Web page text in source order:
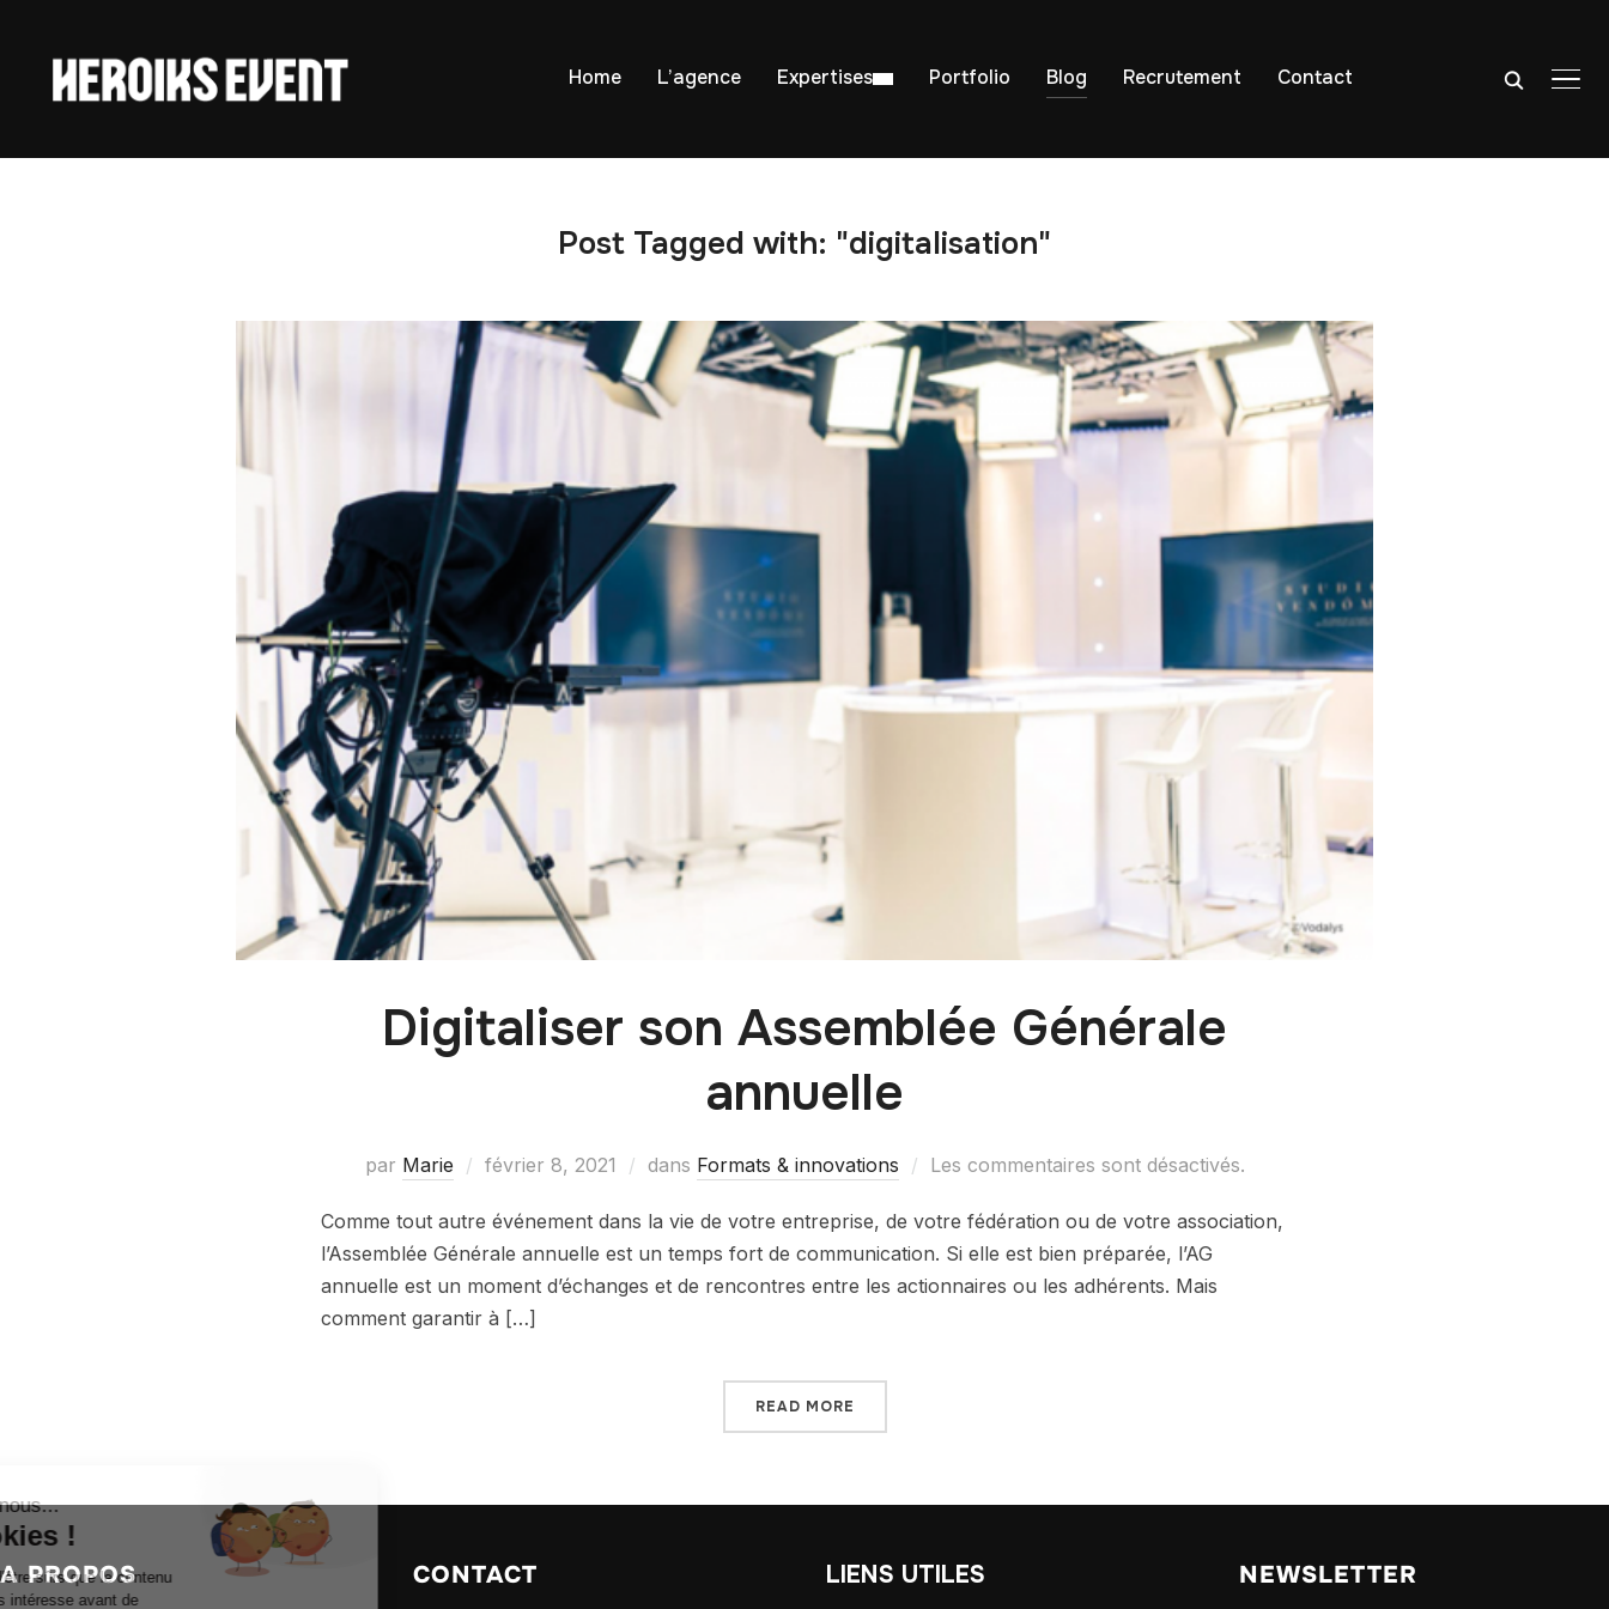
Home L’agence Expertises Portfolio Blog Recrutement Contact
Post Tagged with: "digitalisation"
Digitaliser son Assemblée Générale
annuelle
par Marie février 8, 2021 dans Formats & innovations Les commentaires sont désactivés.
Comme tout autre événement dans la vie de votre entreprise, de votre fédération ou de votre association,
l’Assemblée Générale annuelle est un temps fort de communication. Si elle est bien préparée, l’AG
annuelle est un moment d’échanges et de rencontres entre les actionnaires ou les adhérents. Mais
comment garantir à […]
READ MORE
A PROPOS CONTACT LIENS UTILES NEWSLETTER